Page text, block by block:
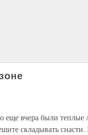
еще вчера были теплые
складывать